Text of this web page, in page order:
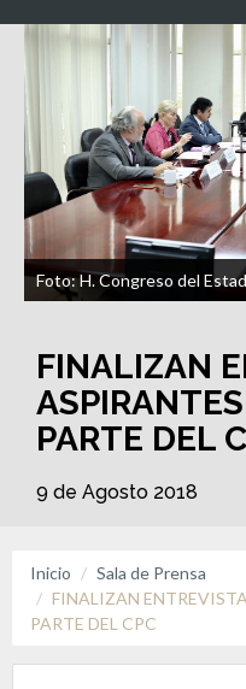
Foto: H. Congreso del
FINALIZAN
PARTE DEL
9 de Agosto 2018
Inicio
Sala de Prensa
FINALIZAN
PARTE DEL CPC